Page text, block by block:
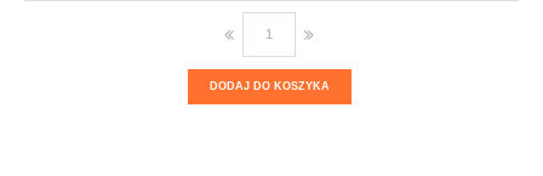
DODAJ DO KOSZYKA